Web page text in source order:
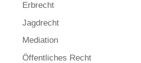
Erbrecht
Jagdrecht
Mediation
Öffentliches Recht